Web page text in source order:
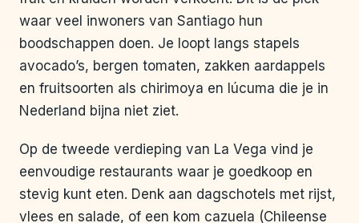
waar veel inwoners van Santiago hun
boodschappen doen. Je loopt langs stapels
avocado’s, bergen tomaten, zakken aardappels
en fruitsoorten als chirimoya en lúcuma die je in
Nederland bijna niet ziet.
Op de tweede verdieping van La Vega vind je
eenvoudige restaurants waar je goedkoop en
stevig kunt eten. Denk aan dagschotels met rijst,
vlees en salade, of een kom cazuela (Chileense